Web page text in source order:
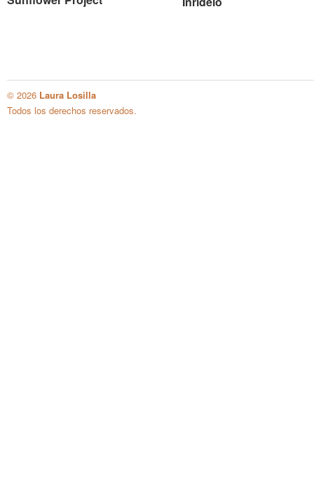
© 2026 Laura Losilla
Todos los derechos reservados.